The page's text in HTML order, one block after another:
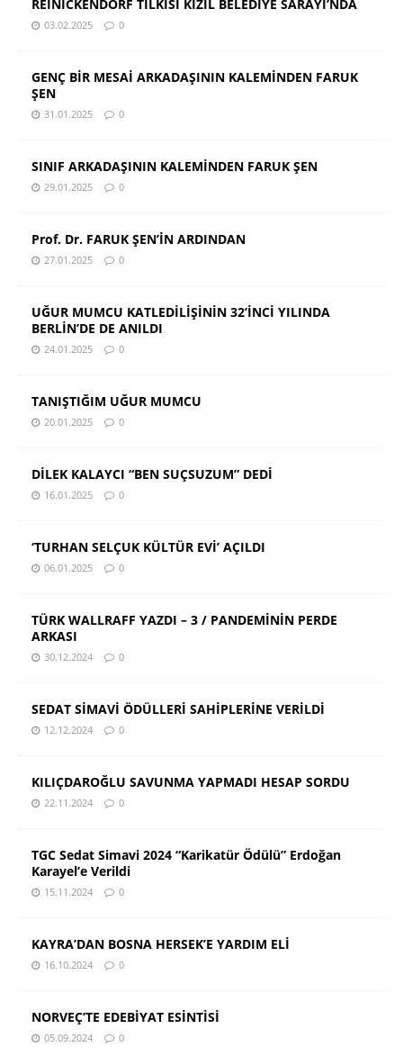
REINICKENDORF TİLKİSİ KIZIL BELEDİYE SARAYI’NDA
03.02.2025 0
GENÇ BİR MESAİ ARKADAŞININ KALEMİNDEN FARUK
ŞEN
31.01.2025 0
SINIF ARKADAŞININ KALEMİNDEN FARUK ŞEN
29.01.2025 0
Prof. Dr. FARUK ŞEN’İN ARDINDAN
27.01.2025 0
UĞUR MUMCU KATLEDİLİŞİNİN 32’İNCİ YILINDA
BERLİN’DE DE ANILDI
24.01.2025 0
TANIŞTIĞIM UĞUR MUMCU
20.01.2025 0
DİLEK KALAYCI “BEN SUÇSUZUM” DEDİ
16.01.2025 0
‘TURHAN SELÇUK KÜLTÜR EVİ’ AÇILDI
06.01.2025 0
TÜRK WALLRAFF YAZDI – 3 / PANDEMİNİN PERDE
ARKASI
30.12.2024 0
SEDAT SİMAVİ ÖDÜLLERİ SAHİPLERİNE VERİLDİ
12.12.2024 0
KILIÇDAROĞLU SAVUNMA YAPMADI HESAP SORDU
22.11.2024 0
TGC Sedat Simavi 2024 “Karikatür Ödülü” Erdoğan
Karayel’e Verildi
15.11.2024 0
KAYRA’DAN BOSNA HERSEK’E YARDIM ELİ
16.10.2024 0
NORVEÇ’TE EDEBİYAT ESİNTİSİ
05.09.2024 0